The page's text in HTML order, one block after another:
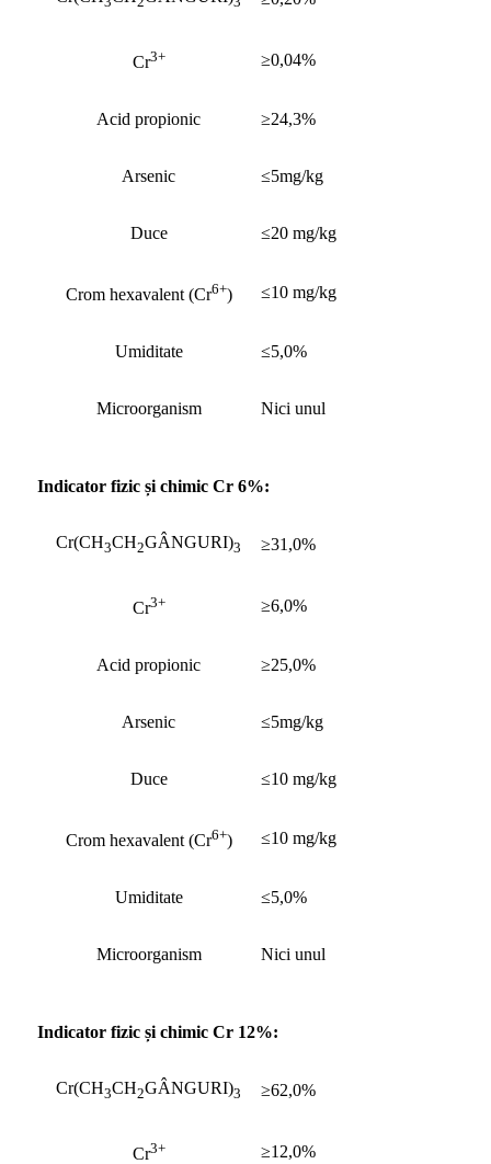
Cr3+ ≥0,04%
Acid propionic ≥24,3%
Arsenic ≤5mg/kg
Duce ≤20 mg/kg
Crom hexavalent (Cr6+) ≤10 mg/kg
Umiditate ≤5,0%
Microorganism Nici unul
Indicator fizic și chimic Cr 6%:
Cr(CH3CH2GÂNGURI)3 ≥31,0%
Cr3+ ≥6,0%
Acid propionic ≥25,0%
Arsenic ≤5mg/kg
Duce ≤10 mg/kg
Crom hexavalent (Cr6+) ≤10 mg/kg
Umiditate ≤5,0%
Microorganism Nici unul
Indicator fizic și chimic Cr 12%:
Cr(CH3CH2GÂNGURI)3 ≥62,0%
Cr3+ ≥12,0%